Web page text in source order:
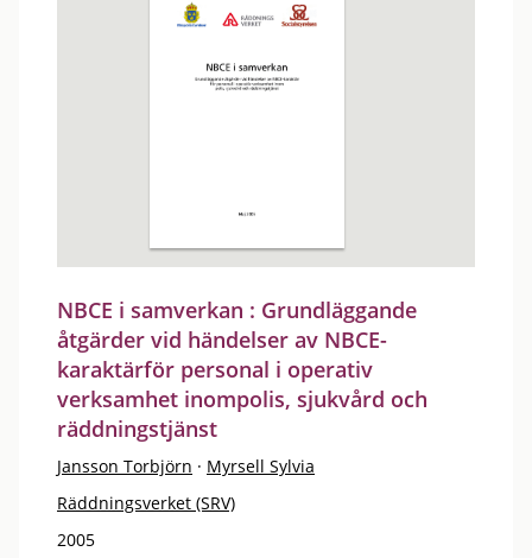
NBCE i samverkan : Grundläggande
åtgärder vid händelser av NBCE-
karaktärför personal i operativ
verksamhet inompolis, sjukvård och
räddningstjänst
Jansson Torbjörn · Myrsell Sylvia
Räddningsverket (SRV)
2005